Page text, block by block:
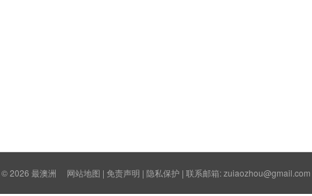
© 2026 最澳洲 网站地图 | 免责声明 | 隐私保护 | 联系邮箱: zuiaozhou@gmail.com